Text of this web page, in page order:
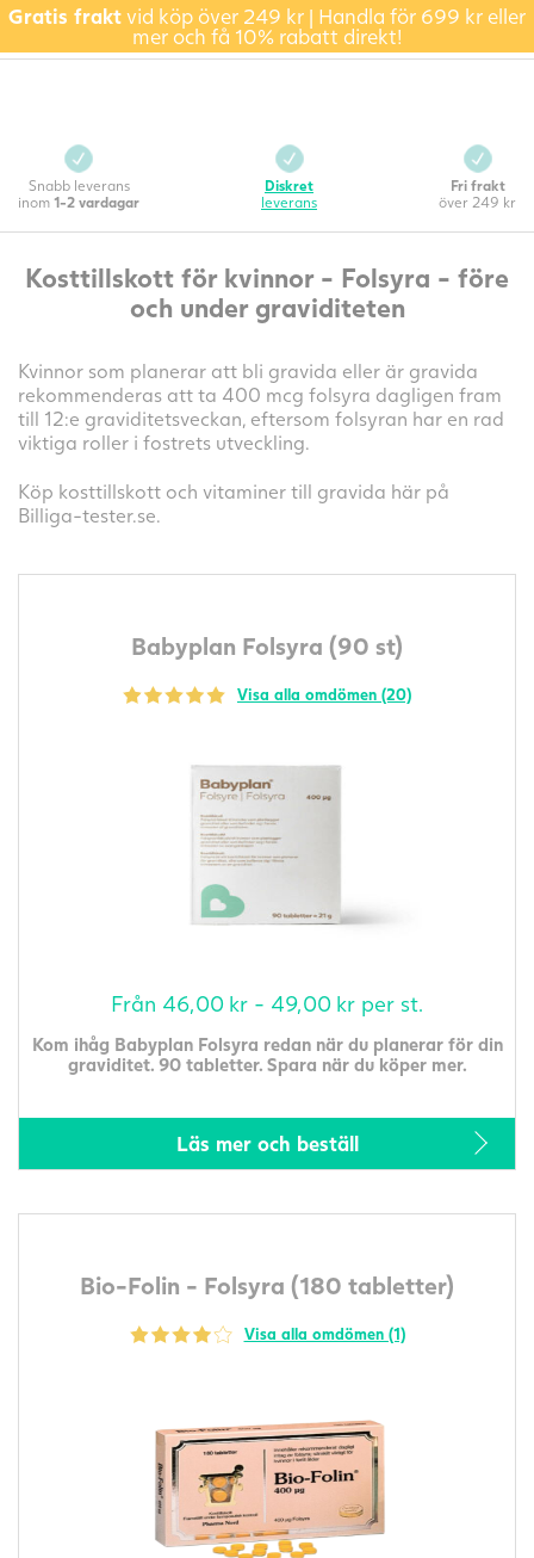
Gratis fraktvid köp över 249 kr | Handla för 699 kr eller
mer och få 10% rabatt direkt!
Snabb leverans
inom 1-2 vardagar
Diskret
leverans
Fri frakt
över 249 kr
Kosttillskott för kvinnor - Folsyra - före
och under graviditeten
Kvinnor som planerar att bli gravida eller är gravida
rekommenderas att ta 400 mcg folsyra dagligen fram
till 12:e graviditetsveckan, eftersom folsyran har en rad
viktiga roller i fostrets utveckling.
Köp kosttillskott och vitaminer till gravida här på
Billiga-tester.se.
Babyplan Folsyra (90 st)
Visa alla omdömen (20)
Från 46,00 kr - 49,00 kr per st.
Kom ihåg Babyplan Folsyra redan när du planerar för din
graviditet. 90 tabletter. Spara när du köper mer.
Läs mer och beställ
Bio-Folin - Folsyra (180 tabletter)
Visa alla omdömen (1)